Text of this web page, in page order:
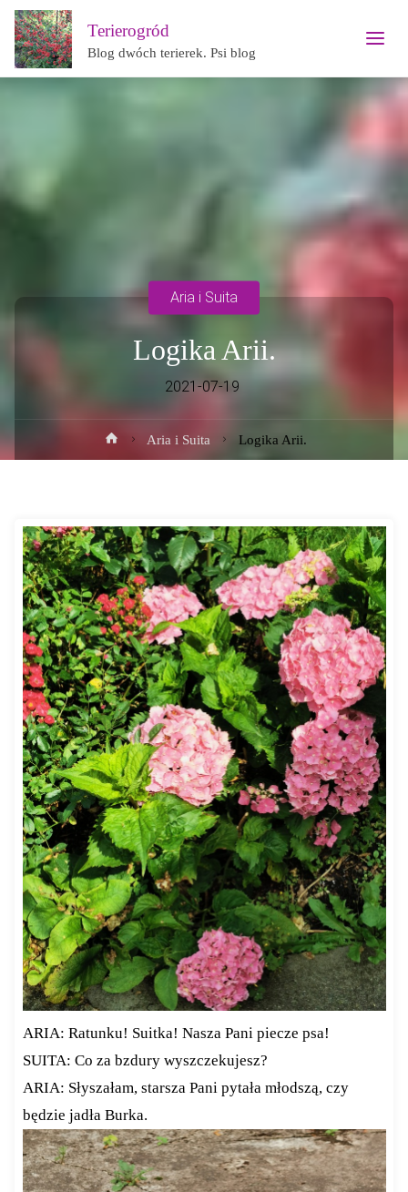
Terierogród
Blog dwóch terierek. Psi blog
Logika Arii.
2021-07-19
Aria i Suita
Strona
główna
Aria i Suita Logika Arii.
ARIA: Ratunku! Suitka! Nasza Pani piecze psa!
SUITA: Co za bzdury wyszczekujesz?
ARIA: Słyszałam, starsza Pani pytała młodszą, czy
będzie jadła Burka.